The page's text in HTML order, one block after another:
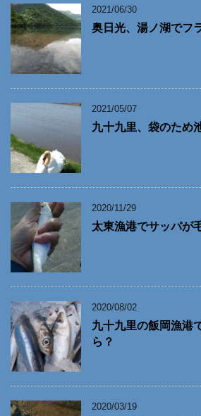
2021/06/30
奥日光、湯ノ湖でフ
2021/05/07
九十九里、袋のため
2020/11/29
太東漁港でサッパが
2020/08/02
九十九里の飯岡漁港
ら？
2020/03/19